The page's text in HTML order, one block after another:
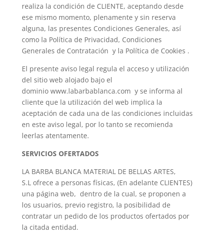
realiza la condición de CLIENTE, aceptando desde
ese mismo momento, plenamente y sin reserva
alguna, las presentes Condiciones Generales, así
como la Política de Privacidad, Condiciones
Generales de Contratación y la Política de Cookies .
El presente aviso legal regula el acceso y utilización
del sitio web alojado bajo el
dominio www.labarbablanca.com y se informa al
cliente que la utilización del web implica la
aceptación de cada una de las condiciones incluidas
en este aviso legal, por lo tanto se recomienda
leerlas atentamente.
SERVICIOS OFERTADOS
LA BARBA BLANCA MATERIAL DE BELLAS ARTES,
S.L ofrece a personas físicas, (En adelante CLIENTES)
una página web, dentro de la cual, se proponen a
los usuarios, previo registro, la posibilidad de
contratar un pedido de los productos ofertados por
la citada entidad.